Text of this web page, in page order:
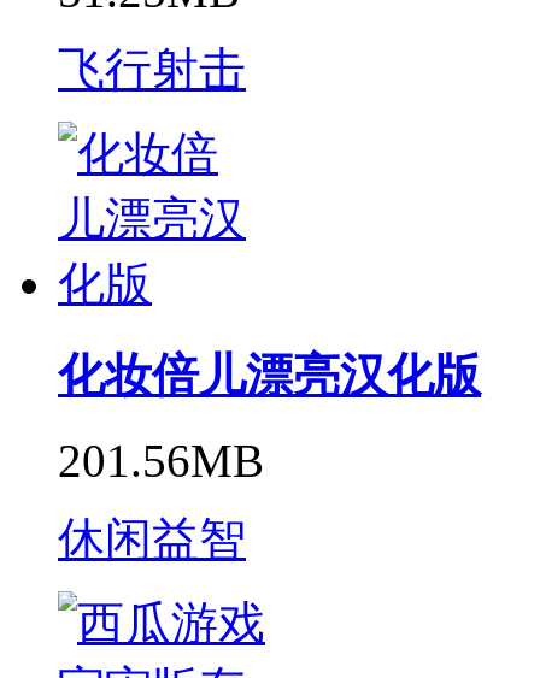
飞行射击
化妆倍儿漂亮汉化版
201.56MB
休闲益智